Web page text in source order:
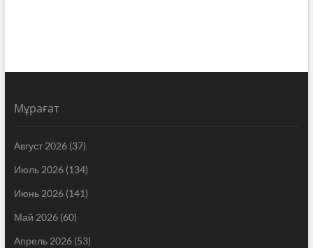
Мұрағат
Август 2026(37)
Июль 2026(134)
Июнь 2026(141)
Май 2026(60)
Апрель 2026(53)